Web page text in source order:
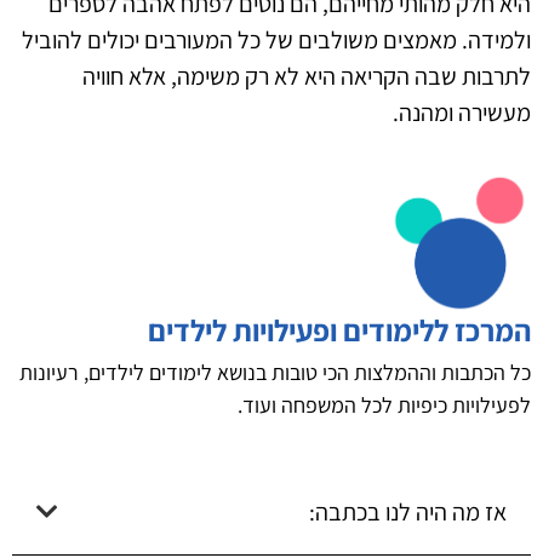
ולמידה. מאמצים משולבים של כל המעורבים יכולים להוביל
לתרבות שבה הקריאה היא לא רק משימה, אלא חוויה
מעשירה ומהנה.
המרכז ללימודים ופעילויות לילדים
כל הכתבות וההמלצות הכי טובות בנושא לימודים לילדים, רעיונות
לפעילויות כיפיות לכל המשפחה ועוד.
אז מה היה לנו בכתבה: